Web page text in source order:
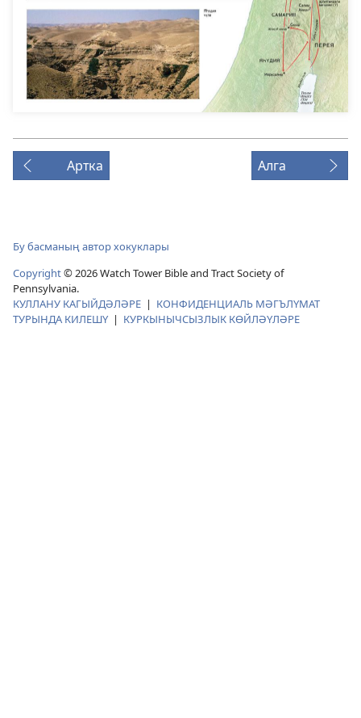
Артка Алга
Бу басманың автор хокуклары
Copyright© 2026 Watch Tower Bible and Tract Society of
Pennsylvania.
КУЛЛАНУ КАГЫЙДӘЛӘРЕ | КОНФИДЕНЦИАЛЬ МӘГЪЛҮМАТ
ТУРЫНДА КИЛЕШҮ | КУРКЫНЫЧСЫЗЛЫК КӨЙЛӘҮЛӘРЕ